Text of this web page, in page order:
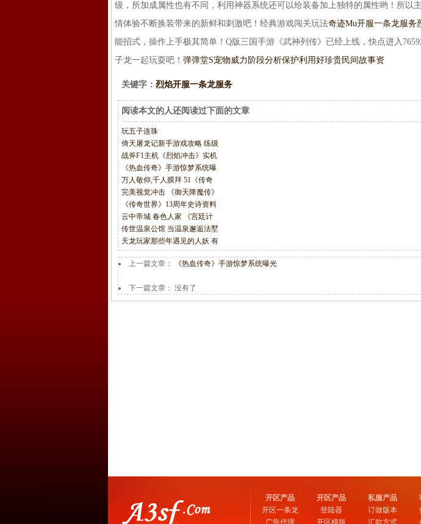
级，所加成属性也有不同，利用神器系统还可以给装备加上独特的属性哟！所以
情体验不断换装带来的新鲜和刺激吧！经典游戏闯关玩法奇迹Mu开服一条龙服务
能招式，操作上手极其简单！Q版三国手游《武神列传》已经上线，快点进入
子龙一起玩耍吧！ 弹弹堂S宠物威力阶段分析保护利用好珍贵民间故事资
关键字： 烈焰开服一条龙服务
阅读本文的人还阅读过下面的文章
玩五子连珠
倚天屠龙记新手游戏攻略 练级
战斧F1主机《烈焰冲击》实机
《热血传奇》手游惊梦系统曝
万人敬仰,千人膜拜 51《传奇
完美视觉冲击 《御天降魔传》
《传奇世界》13周年史诗资料
云中帝城 春色人家 《宫廷计
传世温泉公馆 当温泉邂逅法墅
天龙玩家那些年遇见的人妖 有
上一篇文章： 《热血传奇》手游惊梦系统曝光
下一篇文章： 没有了
开区产品
开区一条龙
广告代理
开区产品
登陆器
开区模版
私服产品
订做版本
汇款方式